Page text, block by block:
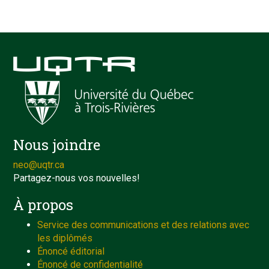
Nous joindre
neo@uqtr.ca
Partagez-nous vos nouvelles!
À propos
Service des communications et des relations avec
les diplômés
Énoncé éditorial
Énoncé de confidentialité